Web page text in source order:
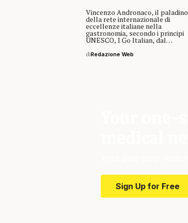
Vincenzo Andronaco, il paladino
della rete internazionale di
eccellenze italiane nella
gastronomia, secondo i principi
UNESCO, I Go Italian, dal…
diRedazione Web
Sign Up for Free